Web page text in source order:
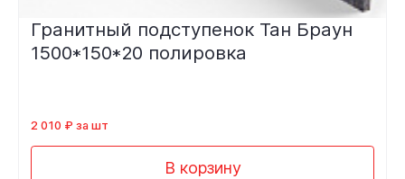
Гранитный подступенок Тан Браун
1500*150*20 полировка
2 010 ₽ за шт
В корзину